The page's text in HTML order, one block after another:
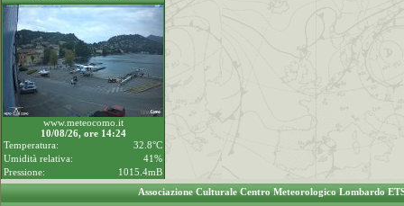
www.meteocomo.it
10/08/26, ore 14:24
Temperatura:
32.8°C
Umidità relativa:
41%
Pressione:
1015.4mB
Associazione Culturale Centro Meteorologico Lombardo